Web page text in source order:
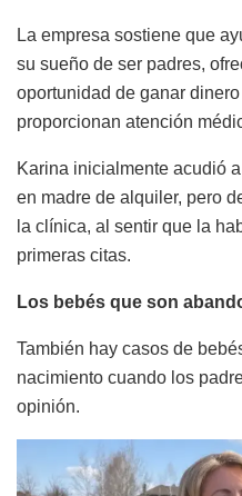
La empresa sostiene que
su sueño de ser padres,
oportunidad de ganar
proporcionan atención
Karina inicialmente acudió
en madre de alquiler, pero
la clínica, al sentir que la
primeras citas.
Los bebés que son
También hay casos de
nacimiento cuando los
opinión.